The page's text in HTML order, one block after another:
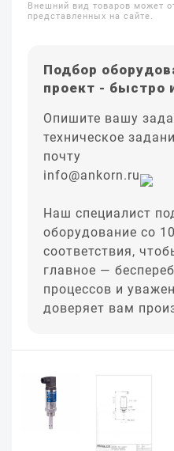
Внешний вид товаров может
представленных на сайте.
Подбор
проект - быстро
Опишите вашу
техническое
почту
info@ankorn.ru
Наш специалист
оборудование со
соответствия,
главное —
процессов и
доверяет вам